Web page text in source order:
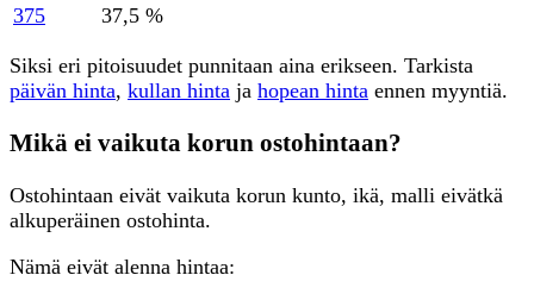
375
37,5 %
Siksi eri pitoisuudet punnitaan aina erikseen. Tarkista
päivän hinta, kullan hinta ja hopean hinta ennen myyntiä.
Mikä ei vaikuta korun ostohintaan?
Ostohintaan eivät vaikuta korun kunto, ikä, malli eivätkä
alkuperäinen ostohinta.
Nämä eivät alenna hintaa: